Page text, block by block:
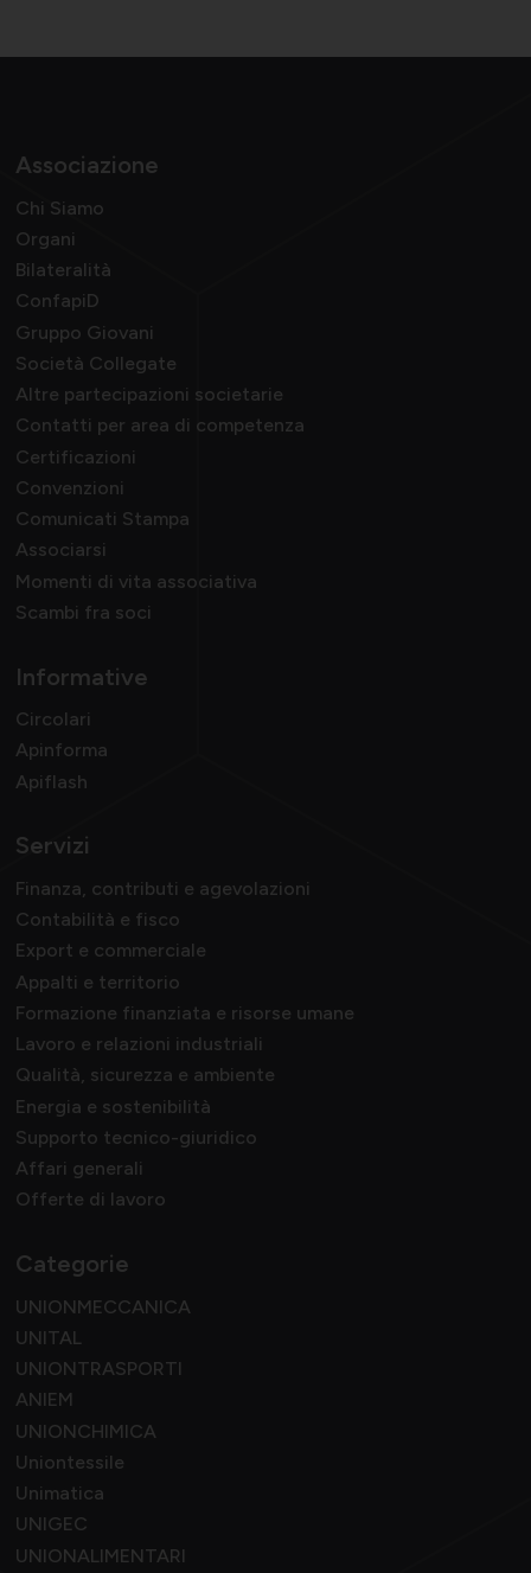
Associazione
Chi Siamo
Organi
Bilateralità
ConfapiD
Gruppo Giovani
Società Collegate
Altre partecipazioni societarie
Contatti per area di competenza
Certificazioni
Convenzioni
Comunicati Stampa
Associarsi
Momenti di vita associativa
Scambi fra soci
Informative
Circolari
Apinforma
Apiflash
Servizi
Finanza, contributi e agevolazioni
Contabilità e fisco
Export e commerciale
Appalti e territorio
Formazione finanziata e risorse umane
Lavoro e relazioni industriali
Qualità, sicurezza e ambiente
Energia e sostenibilità
Supporto tecnico-giuridico
Affari generali
Offerte di lavoro
Categorie
UNIONMECCANICA
UNITAL
UNIONTRASPORTI
ANIEM
UNIONCHIMICA
Uniontessile
Unimatica
UNIGEC
UNIONALIMENTARI